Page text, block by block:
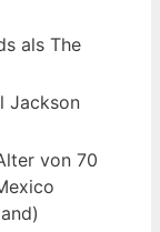
als The
Jackson
von 70